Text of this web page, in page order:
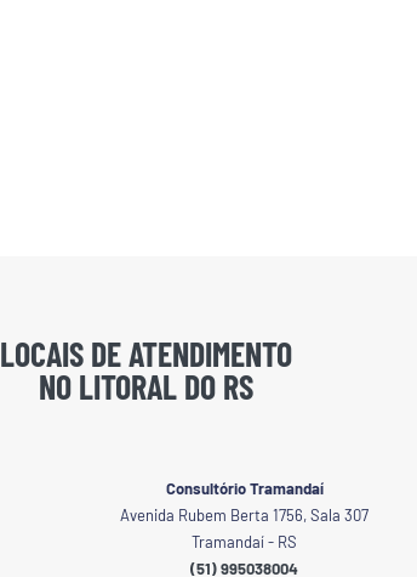
LOCAIS DE ATENDIMENTO
NO LITORAL DO RS
Consultório Tramandaí
Avenida Rubem Berta 1756, Sala 307
Tramandaí - RS
(51) 995038004